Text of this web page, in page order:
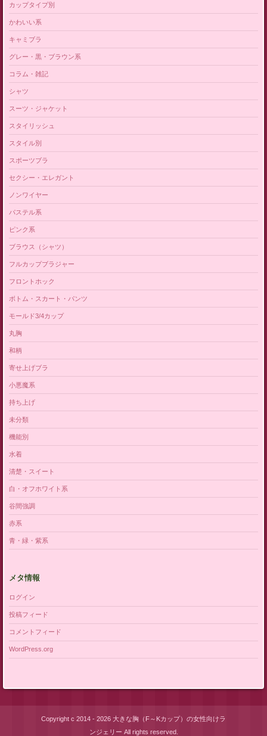
カップタイプ別
かわいい系
キャミブラ
グレー・黒・ブラウン系
コラム・雑記
シャツ
スーツ・ジャケット
スタイリッシュ
スタイル別
スポーツブラ
セクシー・エレガント
ノンワイヤー
パステル系
ピンク系
ブラウス（シャツ）
フルカップブラジャー
フロントホック
ボトム・スカート・パンツ
モールド3/4カップ
丸胸
和柄
寄せ上げブラ
小悪魔系
持ち上げ
未分類
機能別
水着
清楚・スイート
白・オフホワイト系
谷間強調
赤系
青・緑・紫系
メタ情報
ログイン
投稿フィード
コメントフィード
WordPress.org
Copyright c 2014 - 2026 大きな胸（F～Kカップ）の女性向けラ
ンジェリー All rights reserved.